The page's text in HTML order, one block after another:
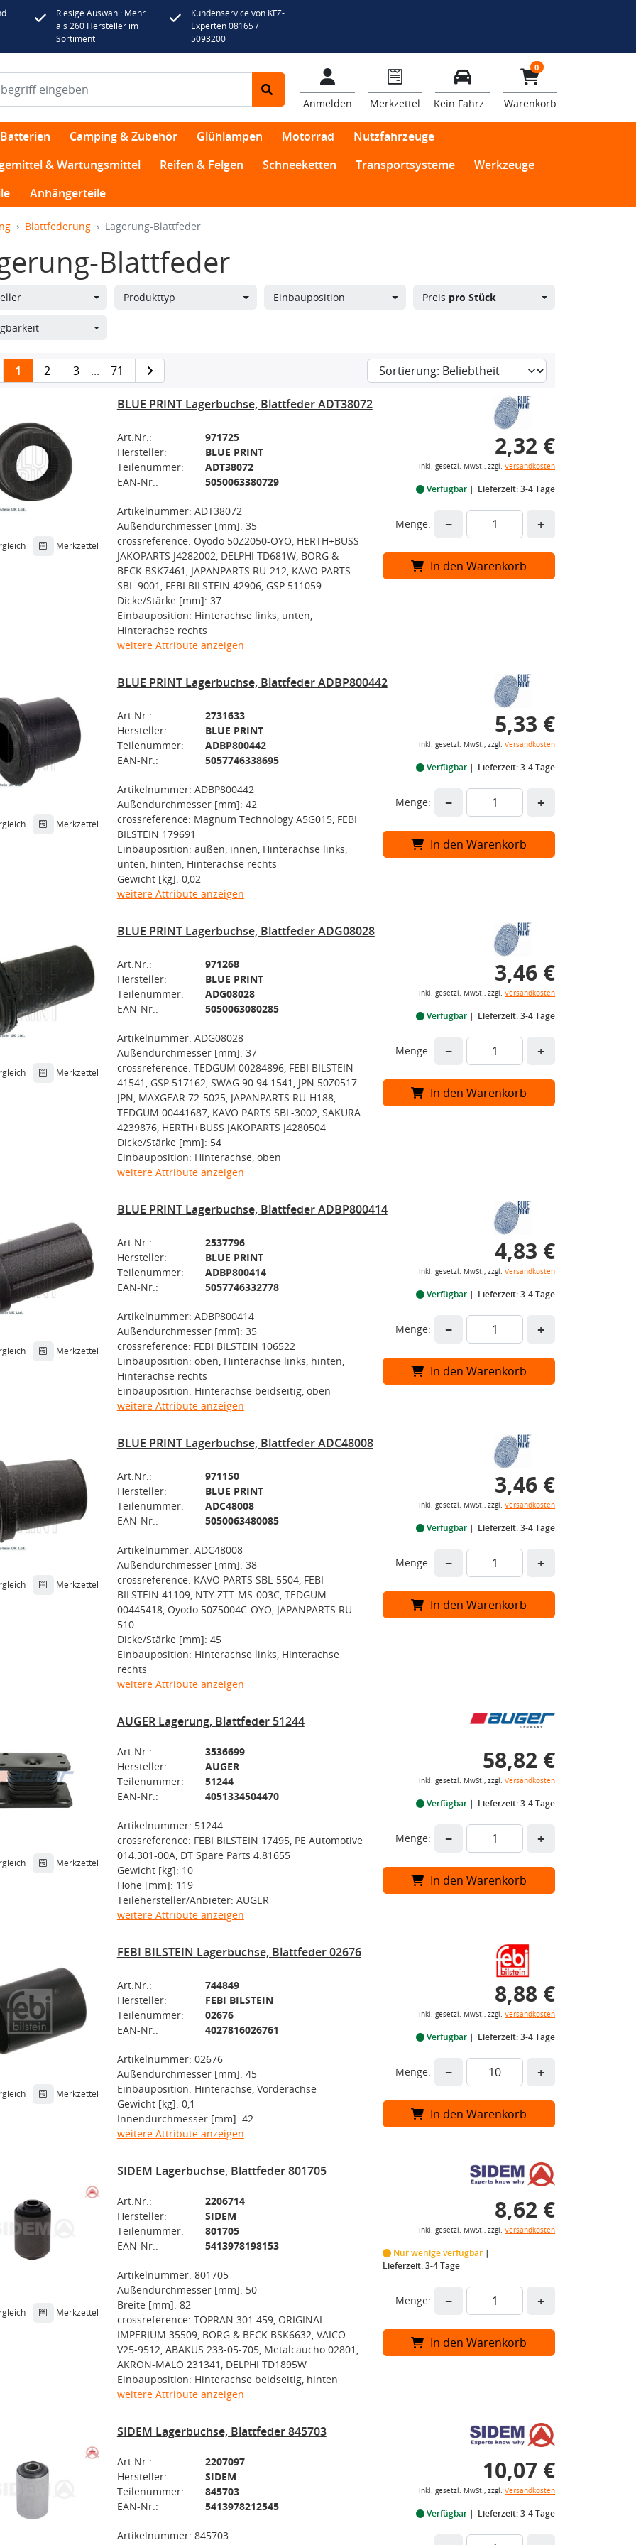
Riesige Auswahl: Mehr
als 260 Hersteller im
Sortiment
Kundenservice von KFZ-
Experten 08165 /
5093200
Anmelden Merkzettel Kein Fahrzeug
0
Warenkorb
Batterien Camping & Zubehör Glühlampen Motorrad
Nutzfahrzeuge
& Wartungsmittel
Reifen & Felgen Schneeketten Transportsysteme
Werkzeuge
Anhängerteile
Blattfederung Lagerung-Blattfeder
Blattfeder
Produkttyp Einbauposition Preis pro Stück
1 2 3 ... 71
Merkzettel
BLUE PRINT Lagerbuchse, Blattfeder ADT38072
Art.Nr.:
971725
Hersteller:
BLUE PRINT
Teilenummer:
ADT38072
EAN-Nr.:
5050063380729
Artikelnummer: ADT38072
Außendurchmesser [mm]: 35
crossreference: Oyodo 50Z2050-OYO, HERTH+BUSS
JAKOPARTS J4282002, DELPHI TD681W, BORG &
BECK BSK7461, JAPANPARTS RU-212, KAVO PARTS
SBL-9001, FEBI BILSTEIN 42906, GSP 511059
Dicke/Stärke [mm]: 37
Einbauposition: Hinterachse links, unten,
Hinterachse rechts
weitere Attribute anzeigen
2,32 €
inkl. gesetzl. MwSt., zzgl. Versandkosten
Verfügbar Lieferzeit: 3-4 Tage
Menge: − +
In den Warenkorb
Merkzettel
BLUE PRINT Lagerbuchse, Blattfeder ADBP800442
Art.Nr.:
2731633
Hersteller:
BLUE PRINT
Teilenummer:
ADBP800442
EAN-Nr.:
5057746338695
Artikelnummer: ADBP800442
Außendurchmesser [mm]: 42
crossreference: Magnum Technology A5G015, FEBI
BILSTEIN 179691
Einbauposition: außen, innen, Hinterachse links,
unten, hinten, Hinterachse rechts
Gewicht [kg]: 0,02
weitere Attribute anzeigen
5,33 €
inkl. gesetzl. MwSt., zzgl. Versandkosten
Verfügbar Lieferzeit: 3-4 Tage
Menge: − +
In den Warenkorb
Merkzettel
BLUE PRINT Lagerbuchse, Blattfeder ADG08028
Art.Nr.:
971268
Hersteller:
BLUE PRINT
Teilenummer:
ADG08028
EAN-Nr.:
5050063080285
Artikelnummer: ADG08028
Außendurchmesser [mm]: 37
crossreference: TEDGUM 00284896, FEBI BILSTEIN
41541, GSP 517162, SWAG 90 94 1541, JPN 50Z0517-
JPN, MAXGEAR 72-5025, JAPANPARTS RU-H188,
TEDGUM 00441687, KAVO PARTS SBL-3002, SAKURA
4239876, HERTH+BUSS JAKOPARTS J4280504
Dicke/Stärke [mm]: 54
Einbauposition: Hinterachse, oben
weitere Attribute anzeigen
3,46 €
inkl. gesetzl. MwSt., zzgl. Versandkosten
Verfügbar Lieferzeit: 3-4 Tage
Menge: − +
In den Warenkorb
Merkzettel
BLUE PRINT Lagerbuchse, Blattfeder ADBP800414
Art.Nr.:
2537796
Hersteller:
BLUE PRINT
Teilenummer:
ADBP800414
EAN-Nr.:
5057746332778
Artikelnummer: ADBP800414
Außendurchmesser [mm]: 35
crossreference: FEBI BILSTEIN 106522
Einbauposition: oben, Hinterachse links, hinten,
Hinterachse rechts
Einbauposition: Hinterachse beidseitig, oben
weitere Attribute anzeigen
4,83 €
inkl. gesetzl. MwSt., zzgl. Versandkosten
Verfügbar Lieferzeit: 3-4 Tage
Menge: − +
In den Warenkorb
Merkzettel
BLUE PRINT Lagerbuchse, Blattfeder ADC48008
Art.Nr.:
971150
Hersteller:
BLUE PRINT
Teilenummer:
ADC48008
EAN-Nr.:
5050063480085
Artikelnummer: ADC48008
Außendurchmesser [mm]: 38
crossreference: KAVO PARTS SBL-5504, FEBI
BILSTEIN 41109, NTY ZTT-MS-003C, TEDGUM
00445418, Oyodo 50Z5004C-OYO, JAPANPARTS RU-
510
Dicke/Stärke [mm]: 45
Einbauposition: Hinterachse links, Hinterachse
rechts
weitere Attribute anzeigen
3,46 €
inkl. gesetzl. MwSt., zzgl. Versandkosten
Verfügbar Lieferzeit: 3-4 Tage
Menge: − +
In den Warenkorb
Merkzettel
AUGER Lagerung, Blattfeder 51244
Art.Nr.:
3536699
Hersteller:
AUGER
Teilenummer:
51244
EAN-Nr.:
4051334504470
Artikelnummer: 51244
crossreference: FEBI BILSTEIN 17495, PE Automotive
014.301-00A, DT Spare Parts 4.81655
Gewicht [kg]: 10
Höhe [mm]: 119
Teilehersteller/Anbieter: AUGER
weitere Attribute anzeigen
58,82 €
inkl. gesetzl. MwSt., zzgl. Versandkosten
Verfügbar Lieferzeit: 3-4 Tage
Menge: − +
In den Warenkorb
Merkzettel
FEBI BILSTEIN Lagerbuchse, Blattfeder 02676
Art.Nr.:
744849
Hersteller:
FEBI BILSTEIN
Teilenummer:
02676
EAN-Nr.:
4027816026761
Artikelnummer: 02676
Außendurchmesser [mm]: 45
Einbauposition: Hinterachse, Vorderachse
Gewicht [kg]: 0,1
Innendurchmesser [mm]: 42
weitere Attribute anzeigen
8,88 €
inkl. gesetzl. MwSt., zzgl. Versandkosten
Verfügbar Lieferzeit: 3-4 Tage
Menge: − +
In den Warenkorb
Merkzettel
SIDEM Lagerbuchse, Blattfeder 801705
Art.Nr.:
2206714
Hersteller:
SIDEM
Teilenummer:
801705
EAN-Nr.:
5413978198153
Artikelnummer: 801705
Außendurchmesser [mm]: 50
Breite [mm]: 82
crossreference: TOPRAN 301 459, ORIGINAL
IMPERIUM 35509, BORG & BECK BSK6632, VAICO
V25-9512, ABAKUS 233-05-705, Metalcaucho 02801,
AKRON-MALÒ 231341, DELPHI TD1895W
Einbauposition: Hinterachse beidseitig, hinten
weitere Attribute anzeigen
8,62 €
inkl. gesetzl. MwSt., zzgl. Versandkosten
Nur wenige verfügbar
Lieferzeit: 3-4 Tage
Menge: − +
In den Warenkorb
SIDEM Lagerbuchse, Blattfeder 845703
Art.Nr.:
2207097
Hersteller:
SIDEM
Teilenummer:
845703
EAN-Nr.:
5413978212545
Artikelnummer: 845703
10,07 €
inkl. gesetzl. MwSt., zzgl. Versandkosten
Verfügbar Lieferzeit: 3-4 Tage